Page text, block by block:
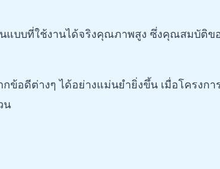
บบที่ใช้งานได้จริงคุณภาพสูง ซึ่งคุณสมบัติขอ
อดีต่างๆ ได้อย่างแม่นยำยิ่งขึ้น เมื่อโครงก
น